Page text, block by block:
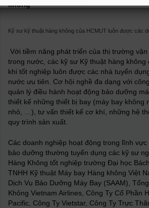
không
Kỹ sư kỹ thuật hàng không của HCMUT luôn được các
Với tiềm năng phát triển của thị trường
trong nước, các kỹ sư Kỹ thuật hàng không
khi tốt nghiệp luôn được các nhà tuyển
nước ưu tiên. Cơ hội nghề đa dạng với
quản lý điều hành hoạt động bảo dưỡng
thiết kế những thiết bị bay (máy bay không
nhỏ, …), tư vấn thiết kế cơ khí, những hệ
quy trình sản xuất.
Các doanh nghiệp hoạt động trong lĩnh vực
bảo dưỡng thường tuyển dụng các kỹ sư
Hàng Không tốt nghiệp trường Đại học
TNHH Kỹ thuật Máy bay Hàng không Việt
Dịch Vụ Bảo Dưỡng Máy Bay (SAAM),
Không Vietnam Airlines, Công Ty Cổ Phần
Pacific, Công Ty Vietstar, Công Ty Trực